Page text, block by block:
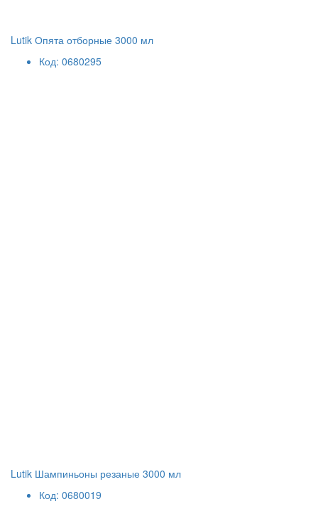
Lutik Опята отборные 3000 мл
Код: 0680295
Lutik Шампиньоны резаные 3000 мл
Код: 0680019